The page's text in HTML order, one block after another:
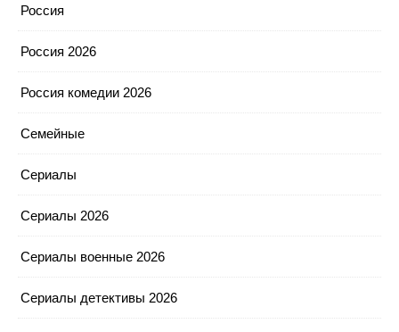
Россия
Россия 2026
Россия комедии 2026
Семейные
Сериалы
Сериалы 2026
Сериалы военные 2026
Сериалы детективы 2026